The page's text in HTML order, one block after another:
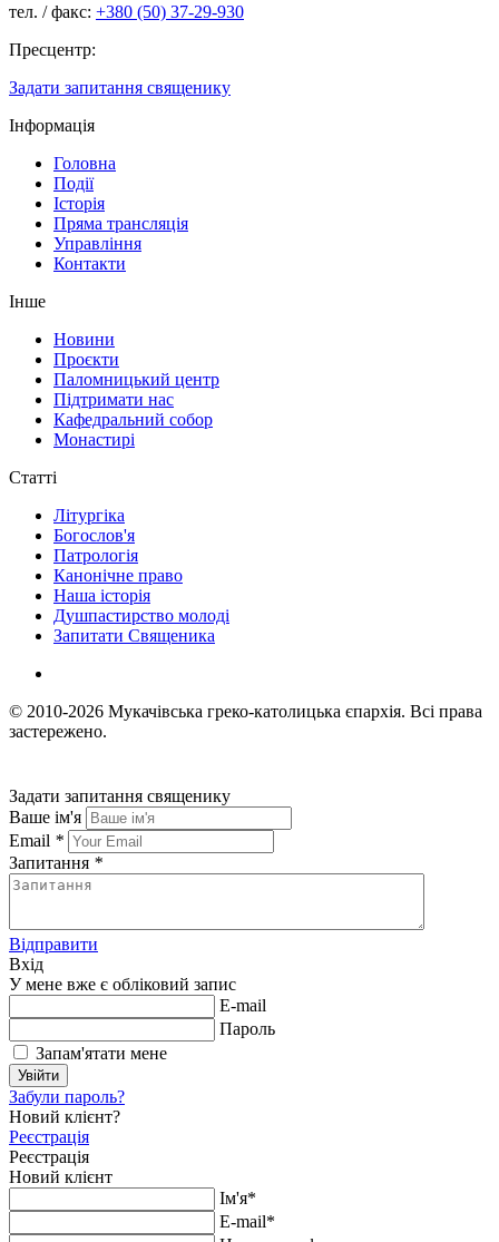
тел. / факс: +380 (50) 37-29-930
Пресцентр:
Задати запитання священику
Інформація
Головна
Події
Історія
Пряма трансляція
Управління
Контакти
Інше
Новини
Проєкти
Паломницький центр
Підтримати нас
Кафедральний собор
Монастирі
Статті
Літургіка
Богослов'я
Патрологія
Канонічне право
Наша історія
Душпастирство молоді
Запитати Священика
© 2010-2026 Мукачівська греко-католицька єпархія. Всі права
застережено.
Задати запитання священику
Ваше ім'я
Email *
Запитання *
Відправити
Вхід
У мене вже є обліковий запис
E-mail
Пароль
Запам'ятати мене
Увійти
Забули пароль?
Новий клієнт?
Реєстрація
Реєстрація
Новий клієнт
Ім'я*
E-mail*